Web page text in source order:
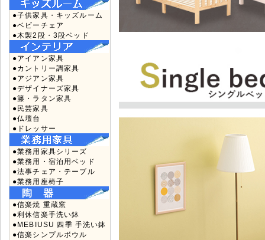
●子供家具・キッズルーム
●ベビーチェア
●木製2段・3段ベッド
●アイアン家具
●カントリー調家具
●アジアン家具
●デザイナーズ家具
●籐・ラタン家具
●民芸家具
●仏壇台
●ドレッサー
●業務用家具シリーズ
●業務用・宿泊用ベッド
●法事チェア・テーブル
●業務用座椅子
●信楽焼 重蔵窯
●利休信楽手洗い鉢
●MEBIUSU 四季 手洗い鉢
●信楽シンプルボウル